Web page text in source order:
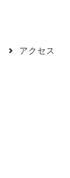
アクセス